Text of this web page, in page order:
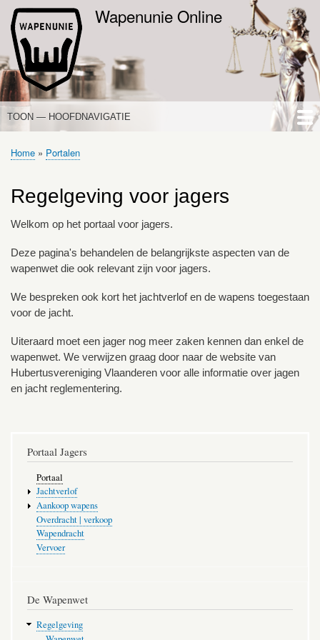
Overslaan
en
Wapenunie Online
HOOFDNAVIGATIE
TOON — HOOFDNAVIGATIE
HOME
NIEUWS
DE WAPENWET
STANDPUNTEN
PORTALEN
OVER WAPENUNIE
Kruimelpad
Home Portalen
Regelgeving voor jagers
Welkom op het portaal voor jagers.
Deze pagina's behandelen de belangrijkste aspecten van de
wapenwet die ook relevant zijn voor jagers.
We bespreken ook kort het jachtverlof en de wapens toegestaan
voor de jacht.
Uiteraard moet een jager nog meer zaken kennen dan enkel de
wapenwet. We verwijzen graag door naar de website van
Hubertusvereniging Vlaanderen voor alle informatie over jagen
en jacht reglementering.
Portaal Jagers
Portaal
Jachtverlof
Aankoop wapens
Overdracht | verkoop
Wapendracht
Vervoer
De Wapenwet
Regelgeving